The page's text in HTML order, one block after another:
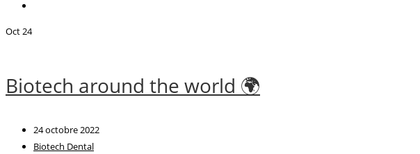
Oct24
Biotech around the world 🌍
24 octobre 2022
Biotech Dental